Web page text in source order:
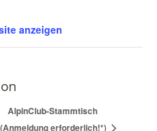
anzeigen
AlpinClub-Stammtisch
(Anmeldung erforderlich!*)